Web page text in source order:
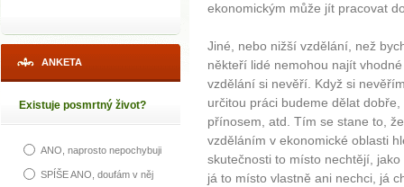
ANKETA
Existuje posmrtný život?
ANO, naprosto nepochybuji
SPÍŠE ANO, doufám v něj
ekonomickým může jít pracovat
Jiné, nebo nižší vzdělání, než
někteří lidé nemohou najít
vzdělání si nevěří. Když si
určitou práci budeme dělat
přínosem, atd. Tím se stane to,
vzděláním v ekonomické oblasti
skutečnosti to místo nechtějí,
já to místo vlastně ani nechci, já